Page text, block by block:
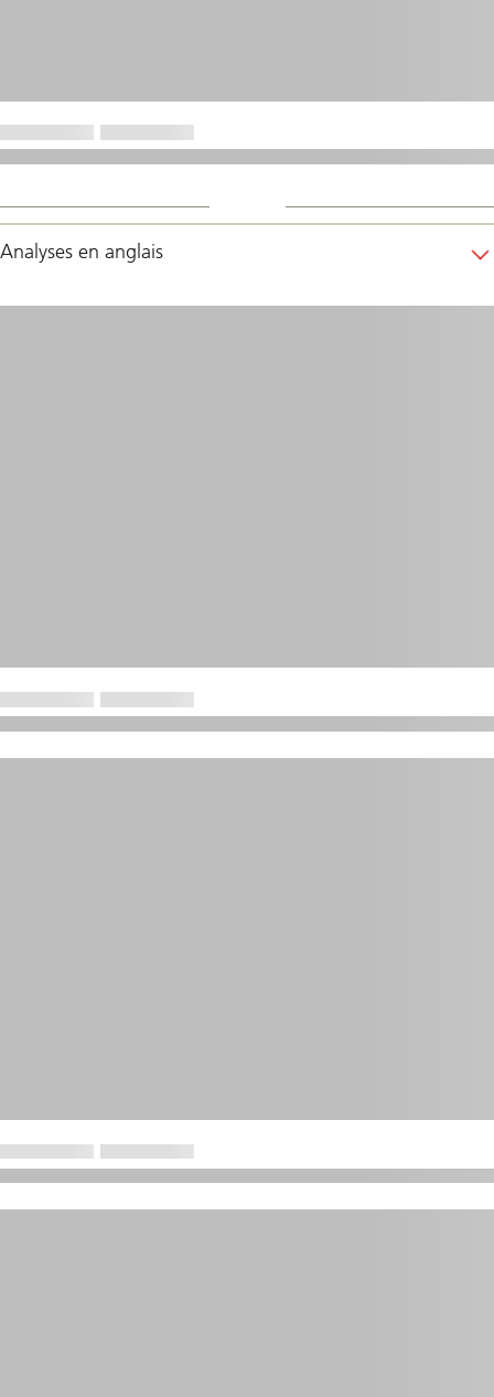
Analyses en anglais